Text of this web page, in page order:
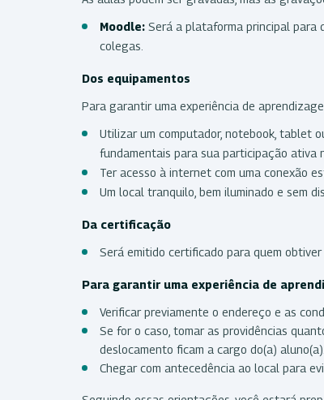
Moodle: Será a plataforma principal para
colegas.
Dos equipamentos
Para garantir uma experiência de
Utilizar um computador, notebook, tablet
fundamentais para sua participação ativa
Ter acesso à internet com uma conexão
Um local tranquilo, bem iluminado e sem
Da certificação
Será emitido certificado para quem
Para garantir uma experiência de
Verificar previamente o endereço e as
Se for o caso, tomar as providências
deslocamento ficam a cargo do(a) aluno(a).
Chegar com antecedência ao local para